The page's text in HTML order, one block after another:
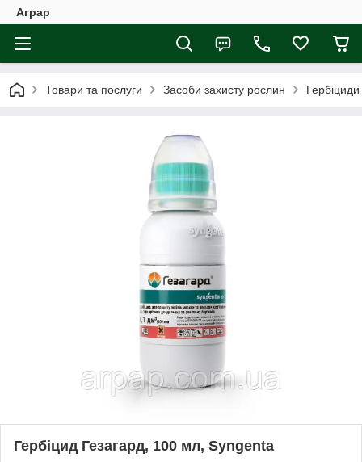
Аграр
Товари та послуги Засоби захисту рослин Гербіциди
Гербіцид Гезагард, 100 мл, Syngenta